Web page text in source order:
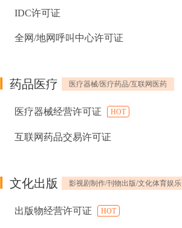
IDC许可证
全网/地网呼叫中心许可证
药品医疗 医疗器械/医疗药品/互联网医药
医疗器械经营许可证 HOT
互联网药品交易许可证
文化出版 影视剧制作/刊物出版/文化体育娱乐
出版物经营许可证 HOT